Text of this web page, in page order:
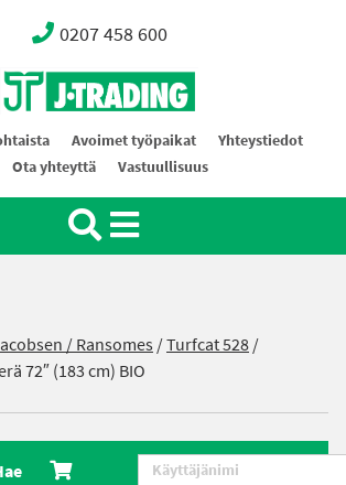
0207 458 600
Oy J-Trading AbAvoimet työpaikat
Yhteystiedot
Ota yhteyttä
Vastuullisuus
/ Ransomes /Turfcat 528/
72″ (183 cm) BIO